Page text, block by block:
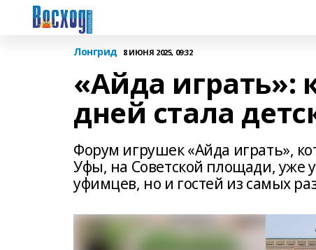
Лонгрид 8 ИЮНЯ 2025, 09:32
«Айда играть»:
дней стала
Форум игрушек «Айда играть»,
Уфы, на Советской площади, уже
уфимцев, но и гостей из самых